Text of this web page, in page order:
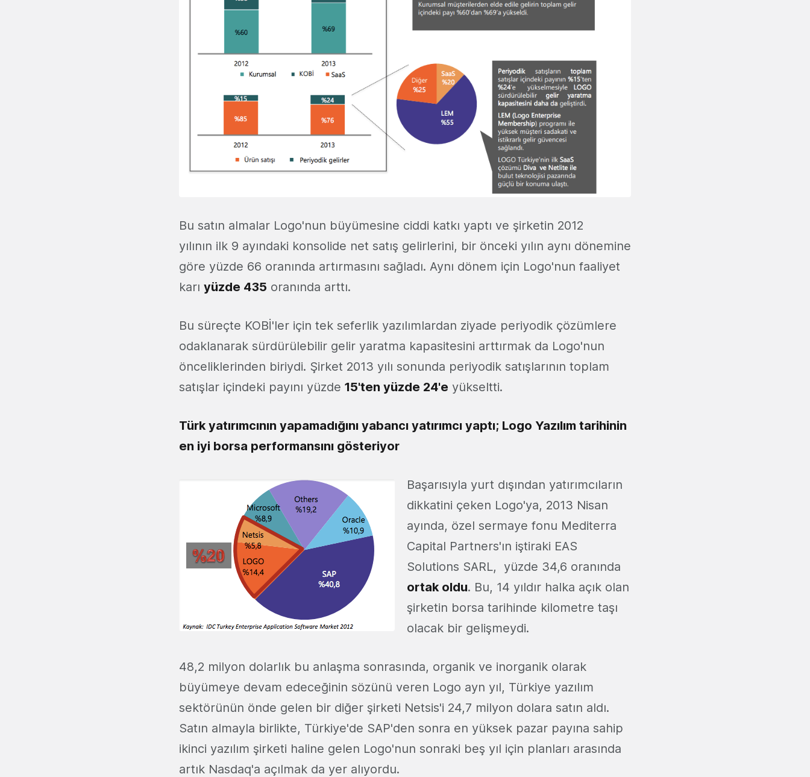
Bu satın almalar Logo'nun büyümesine ciddi katkı yaptı ve şirketin 2012
yılının ilk 9 ayındaki konsolide net satış gelirlerini, bir önceki yılın aynı dönemine
göre yüzde 66 oranında artırmasını sağladı. Aynı dönem için Logo'nun faaliyet
karı yüzde 435 oranında arttı.
Bu süreçte KOBİ'ler için tek seferlik yazılımlardan ziyade periyodik çözümlere
odaklanarak sürdürülebilir gelir yaratma kapasitesini arttırmak da Logo'nun
önceliklerinden biriydi. Şirket 2013 yılı sonunda periyodik satışlarının toplam
satışlar içindeki payını yüzde 15'ten yüzde 24'e yükseltti.
Türk yatırımcının yapamadığını yabancı yatırımcı yaptı; Logo Yazılım tarihinin
en iyi borsa performansını gösteriyor
Başarısıyla yurt dışından yatırımcıların
dikkatini çeken Logo'ya, 2013 Nisan
ayında, özel sermaye fonu Mediterra
Capital Partners'ın iştiraki EAS
Solutions SARL, yüzde 34,6 oranında
ortak oldu. Bu, 14 yıldır halka açık olan
şirketin borsa tarihinde kilometre taşı
olacak bir gelişmeydi.
48,2 milyon dolarlık bu anlaşma sonrasında, organik ve inorganik olarak
büyümeye devam edeceğinin sözünü veren Logo ayn yıl, Türkiye yazılım
sektörünün önde gelen bir diğer şirketi Netsis'i 24,7 milyon dolara satın aldı.
Satın almayla birlikte, Türkiye'de SAP'den sonra en yüksek pazar payına sahip
ikinci yazılım şirketi haline gelen Logo'nun sonraki beş yıl için planları arasında
artık Nasdaq'a açılmak da yer alıyordu.